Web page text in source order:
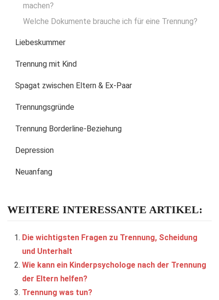
machen?
Welche Dokumente brauche ich für eine Trennung?
Liebeskummer
Trennung mit Kind
Spagat zwischen Eltern & Ex-Paar
Trennungsgründe
Trennung Borderline-Beziehung
Depression
Neuanfang
WEITERE INTERESSANTE ARTIKEL:
Die wichtigsten Fragen zu Trennung, Scheidung
und Unterhalt
Wie kann ein Kinderpsychologe nach der Trennung
der Eltern helfen?
Trennung was tun?